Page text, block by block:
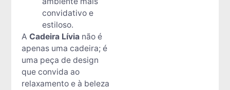
convidativo e
estiloso.
A Cadeira Lívianão é
apenas uma cadeira; é
uma peça de design
que convida ao
relaxamento e à beleza